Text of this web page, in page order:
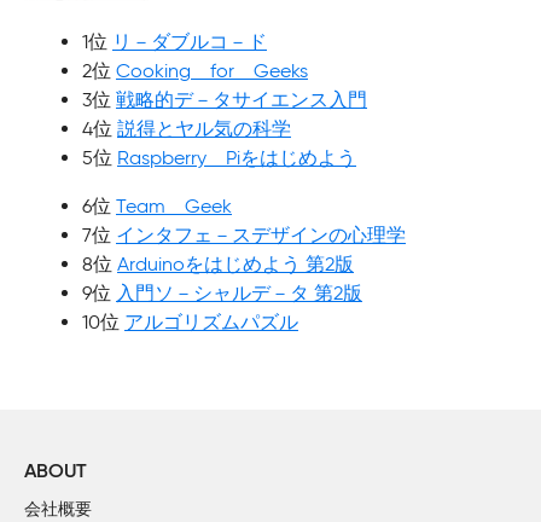
1位 リ－ダブルコ－ド
2位 Cooking for Geeks
3位 戦略的デ－タサイエンス入門
4位 説得とヤル気の科学
5位 Raspberry Piをはじめよう
6位 Team Geek
7位 インタフェ－スデザインの心理学
8位 Arduinoをはじめよう 第2版
9位 入門ソ－シャルデ－タ 第2版
10位 アルゴリズムパズル
ABOUT
会社概要